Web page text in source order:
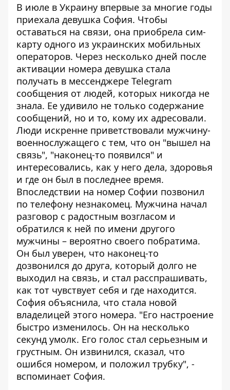
В июле в Украину впервые за многие годы
приехала девушка София. Чтобы
оставаться на связи, она приобрела сим-
карту одного из украинских мобильных
операторов. Через несколько дней после
активации номера девушка стала
получать в мессенджере Telegram
сообщения от людей, которых никогда не
знала. Ее удивило не только содержание
сообщений, но и то, кому их адресовали.
Люди искренне приветствовали мужчину-
военнослужащего с тем, что он "вышел на
связь", "наконец-то появился" и
интересовались, как у него дела, здоровья
и где он был в последнее время.
Впоследствии на номер Софии позвонил
по телефону незнакомец. Мужчина начал
разговор с радостным возгласом и
обратился к ней по имени другого
мужчины – вероятно своего побратима.
Он был уверен, что наконец-то
дозвонился до друга, который долго не
выходил на связь, и стал расспрашивать,
как тот чувствует себя и где находится.
София объяснила, что стала новой
владелицей этого номера. "Его настроение
быстро изменилось. Он на несколько
секунд умолк. Его голос стал серьезным и
грустным. Он извинился, сказал, что
ошибся номером, и положил трубку", -
вспоминает София.